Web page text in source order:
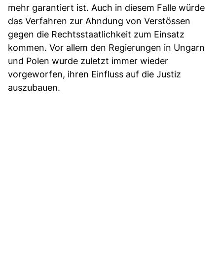
mehr garantiert ist. Auch in diesem Falle würde
das Verfahren zur Ahndung von Verstössen
gegen die Rechtsstaatlichkeit zum Einsatz
kommen. Vor allem den Regierungen in Ungarn
und Polen wurde zuletzt immer wieder
vorgeworfen, ihren Einfluss auf die Justiz
auszubauen.